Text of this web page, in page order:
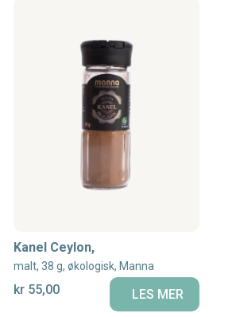
Kanel Ceylon,
malt, 38 g, økologisk, Manna
kr 55,00 LES MER